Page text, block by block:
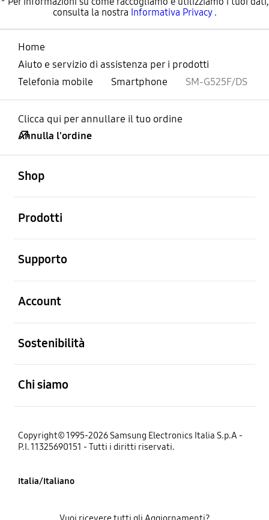
consulta la nostra Informativa Privacy.
Home
Aiuto e servizio di assistenza per i prodotti
Telefonia mobile
Smartphone SM-G525F/DS
Clicca qui per annullare il tuo ordine
Annulla l'ordine
Shop
Prodotti
Supporto
Account
Sostenibilità
Chi siamo
Copyright© 1995-2026 Samsung Electronics Italia S.p.A -
P.I. 11325690151 - Tutti i diritti riservati.
Italia/Italiano